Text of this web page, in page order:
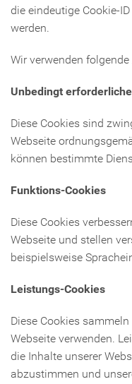
die eindeutige Cookie-
werden.
Wir verwenden
Unbedingt
Diese Cookies sind
Webseite
können bestimmte
Funktions-Cookies
Diese Cookies
Webseite und stellen
beispielsweise
Leistungs-Cookies
Diese Cookies
Webseite verwenden.
die Inhalte unserer
abzustimmen und